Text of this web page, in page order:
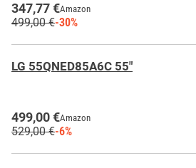
347,77 €Amazon
499,00 €-30%
LG 55QNED85A6C 55"
499,00 €Amazon
529,00 €-6%